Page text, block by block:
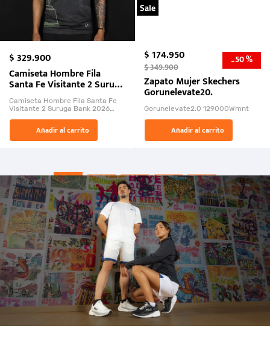
$329.900
Camiseta Hombre Fila
Santa Fe Visitante 2 Suruga
Bank 2026
Camiseta Hombre Fila Santa Fe
Visitante 2 Suruga Bank 2026
El Rugido del Sol Naciente:
“Primeros para la Et...
Añadir al carrito
Sale
$174.950
$349.900 -50 %
Zapato Mujer Skechers
Gorunelevate20.
Gorunelevate2.0 129000Wmnt
Añadir al carrito